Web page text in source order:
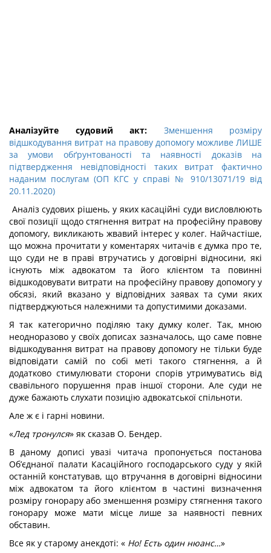
Аналізуйте судовий акт: Зменшення розміру
відшкодування витрат на правову допомогу можливе ЛИШЕ
за умови обґрунтованості та наявності доказів на
підтвердження невідповідності таких витрат фактично
наданим послугам (ОП КГС у справі № 910/13071/19 від
20.11.2020)
Аналіз судових рішень, у яких касаційні суди висловлюють
свої позиції щодо стягнення витрат на професійну правову
допомогу, викликають жвавий інтерес у колег. Найчастіше,
що можна прочитати у коментарях читачів є думка про те,
що суди не в праві втручатись у договірні відносини, які
існують між адвокатом та його клієнтом та повинні
відшкодовувати витрати на професійну правову допомогу у
обсязі, який вказано у відповідних заявах та суми яких
підтверджуються належними та допустимими доказами.
Я так категорично поділяю таку думку колег. Так, мною
неодноразово у своїх дописах зазначалось, що саме повне
відшкодування витрат на правову допомогу не тільки буде
відповідати самій по собі меті такого стягнення, а й
додатково стимулювати сторони спорів утримуватись від
свавільного порушення прав іншої сторони. Але суди не
дуже бажають слухати позицію адвокатської спільноти.
Але ж є і гарні новини.
«Лед тронулся» як сказав О. Бендер.
В даному дописі увазі читача пропонується постанова
Об’єднаної палати Касаційного господарського суду у якій
останній констатував, що втручання в договірні відносини
між адвокатом та його клієнтом в частині визначення
розміру гонорару або зменшення розміру стягнення такого
гонорару може мати місце лише за наявності певних
обставин.
Все як у старому анекдоті: « Но! Есть один нюанс…»